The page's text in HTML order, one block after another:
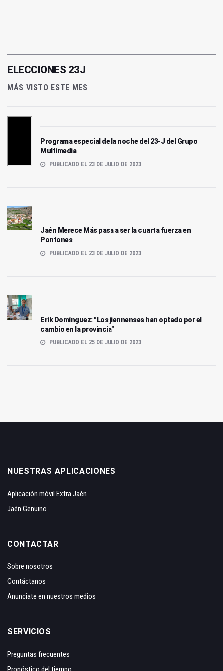
ELECCIONES 23J
MÁS VISTO ESTE MES
Programa especial de la noche del 23-J del Grupo
Multimedia
PUBLICADO EL 23 DE JULIO DE 2023
Jaén Merece Más pasa a ser la cuarta fuerza en
Pontones
PUBLICADO EL 23 DE JULIO DE 2023
Erik Domínguez: "Los jiennenses han optado por el
cambio en la provincia"
PUBLICADO EL 25 DE JULIO DE 2023
NUESTRAS APLICACIONES
Aplicación móvil Extra Jaén
Jaén Genuino
CONTACTAR
Sobre nosotros
Contáctanos
Anunciate en nuestros medios
SERVICIOS
Preguntas frecuentes
Pronóstico del tiempo